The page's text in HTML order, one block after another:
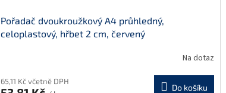
Pořadač dvoukroužkový A4 průhledný,
celoplastový, hřbet 2 cm, červený
Na dotaz
65,11 Kč včetně DPH
Do košíku